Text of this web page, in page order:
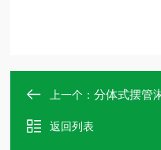
上一个：分体式摆管
返回列表